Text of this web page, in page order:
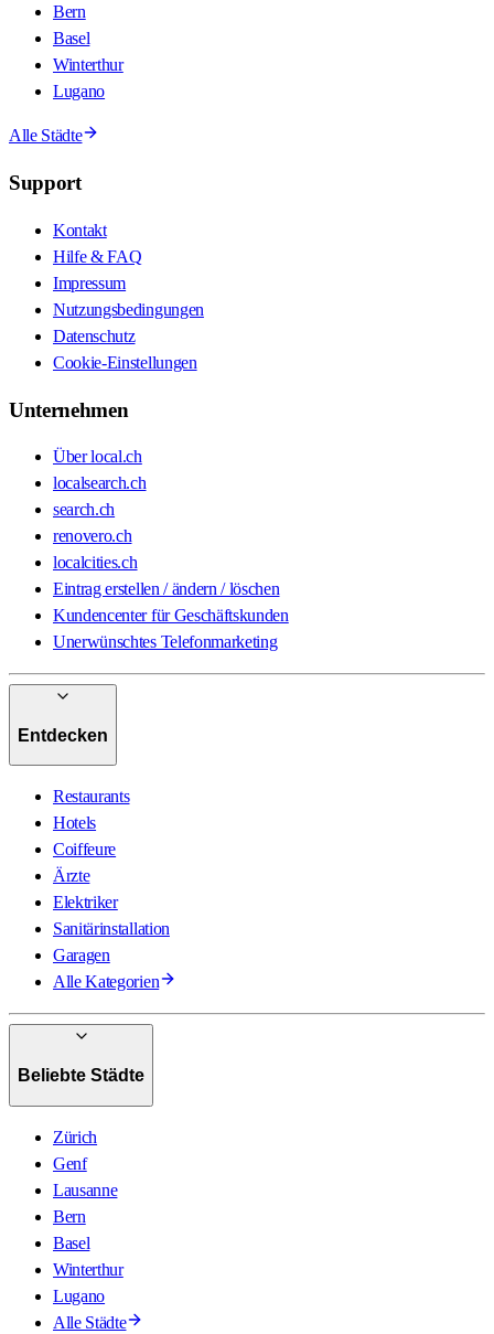
Bern
Basel
Winterthur
Lugano
Alle Städte
Support
Kontakt
Hilfe & FAQ
Impressum
Nutzungsbedingungen
Datenschutz
Cookie-Einstellungen
Unternehmen
Über local.ch
localsearch.ch
search.ch
renovero.ch
localcities.ch
Eintrag erstellen / ändern / löschen
Kundencenter für Geschäftskunden
Unerwünschtes Telefonmarketing
Entdecken
Restaurants
Hotels
Coiffeure
Ärzte
Elektriker
Sanitärinstallation
Garagen
Alle Kategorien
Beliebte Städte
Zürich
Genf
Lausanne
Bern
Basel
Winterthur
Lugano
Alle Städte